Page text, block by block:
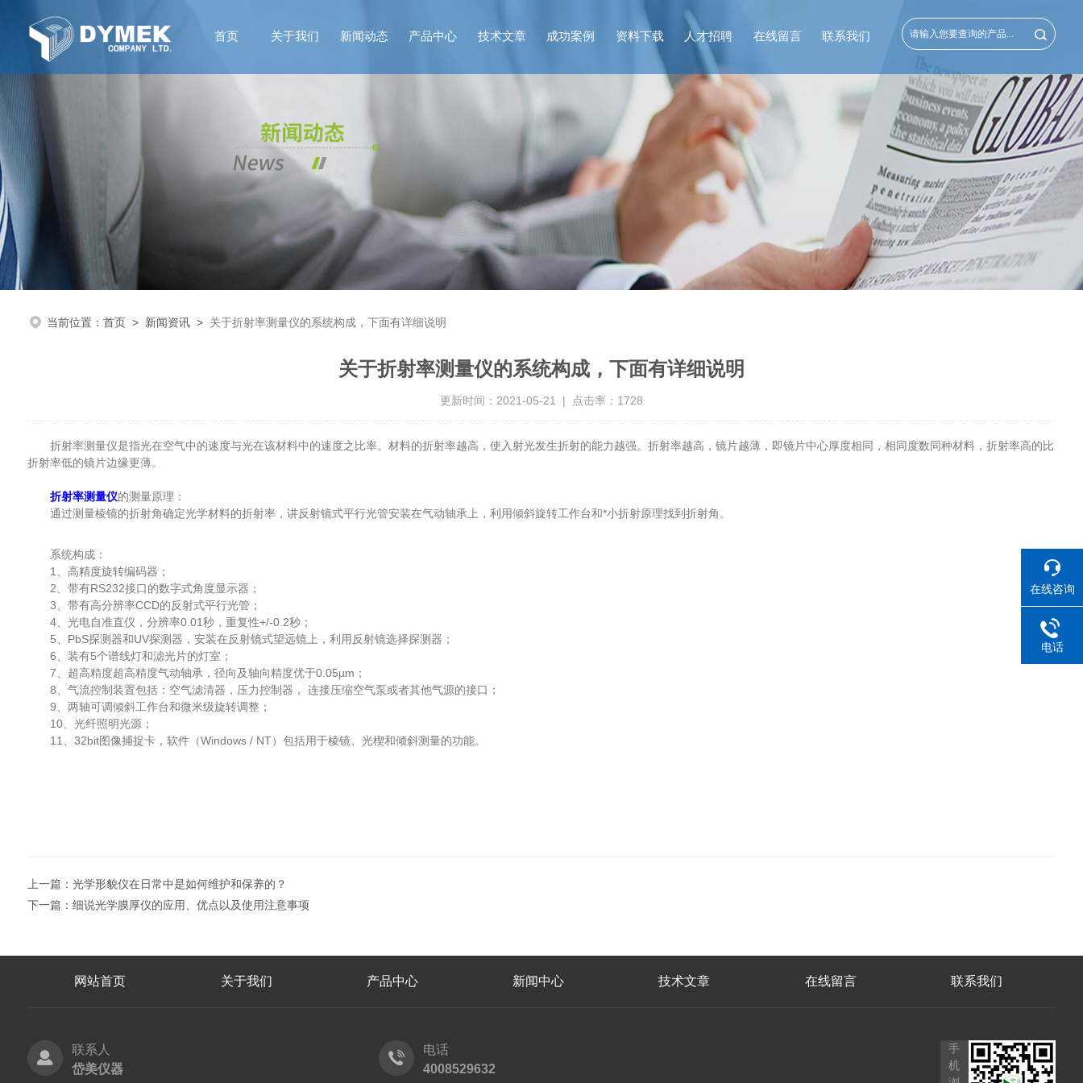
首页 关于我们 新闻动态 产品中心 技术文章 成功案例 资料下载 人才招聘 在线留言 联系我们
当前位置： 首页> 新闻资讯> 关于折射率测量仪的系统构成，下面有详细说明
关于折射率测量仪的系统构成，下面有详细说明
更新时间：2021-05-21 | 点击率：1728
折射率测量仪是指光在空气中的速度与光在该材料中的速度之比率。材料的折射率越高，使入射光发生折射的能力越强。折射率越高，镜片越薄，即镜片中心厚度相同，相同度数同种材料，折射率高的比
折射率低的镜片边缘更薄。
折射率测量仪的测量原理：
通过测量棱镜的折射角确定光学材料的折射率，讲反射镜式平行光管安装在气动轴承上，利用倾斜旋转工作台和*小折射原理找到折射角。
系统构成：
1、高精度旋转编码器；
2、带有RS232接口的数字式角度显示器；
3、带有高分辨率CCD的反射式平行光管；
4、光电自准直仪，分辨率0.01秒，重复性+/-0.2秒；
5、PbS探测器和UV探测器，安装在反射镜式望远镜上，利用反射镜选择探测器；
6、装有5个谱线灯和滤光片的灯室；
7、超高精度超高精度气动轴承，径向及轴向精度优于0.05µm；
8、气流控制装置包括：空气滤清器，压力控制器， 连接压缩空气泵或者其他气源的接口；
9、两轴可调倾斜工作台和微米级旋转调整；
10、光纤照明光源；
11、32bit图像捕捉卡，软件（Windows / NT）包括用于棱镜、光楔和倾斜测量的功能。
上一篇： 光学形貌仪在日常中是如何维护和保养的？
下一篇： 细说光学膜厚仪的应用、优点以及使用注意事项
网站首页 关于我们 产品中心 新闻中心 技术文章 在线留言 联系我们
联系人
岱美仪器
电话
4008529632
手
机
在线咨询
电话